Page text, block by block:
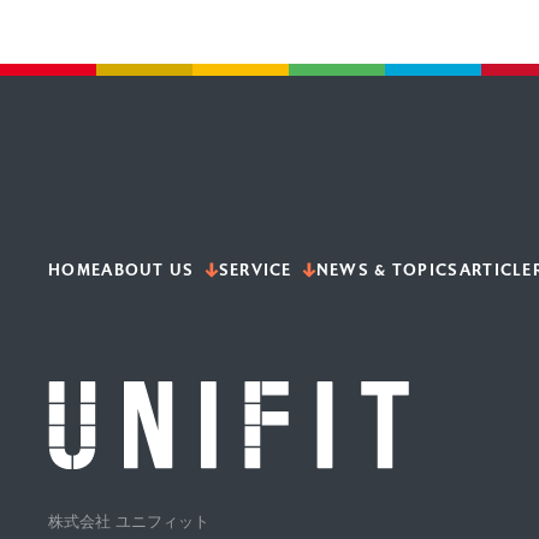
HOMEABOUT US SERVICE NEWS & TOPICSARTICLE
株式会社 ユニフィット